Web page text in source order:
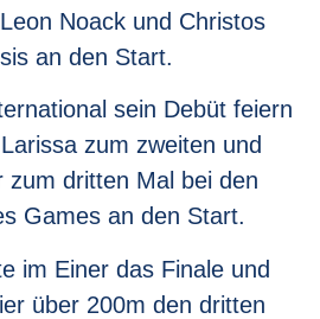
Noack und Christos
an den Start.
sein Debüt feiern
zum zweiten und
zum dritten Mal bei den
Games an den Start.
im Einer das Finale und
über 200m den dritten